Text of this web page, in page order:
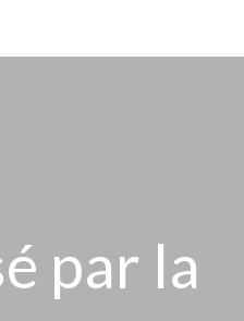
par la